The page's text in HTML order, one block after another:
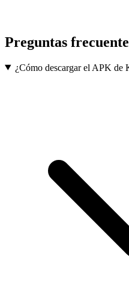
Preguntas
¿Cómo descargar el APK de